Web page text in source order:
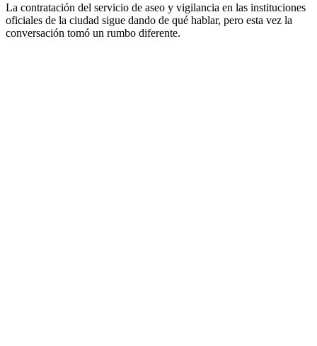
La contratación del servicio de aseo y vigilancia en las instituciones
oficiales de la ciudad sigue dando de qué hablar, pero esta vez la
conversación tomó un rumbo diferente.